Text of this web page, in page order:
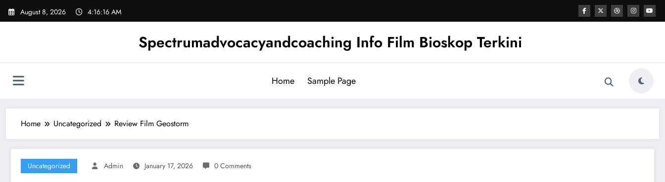
Skip
August 8, 2026 4:16:17 AM
Spectrumadvocacyandcoaching Info Film Bioskop Terkini
Home Sample Page
Home Uncategorized Review Film Geostorm
Uncategorized Admin January 17, 2026 0 Comments